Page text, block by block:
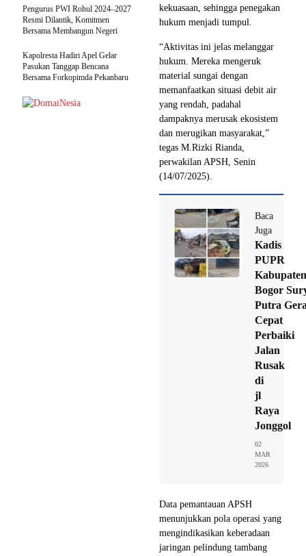
kekuasaan, sehingga penegakan
hukum menjadi tumpul.
“Aktivitas ini jelas melanggar
hukum. Mereka mengeruk
material sungai dengan
memanfaatkan situasi debit air
yang rendah, padahal
dampaknya merusak ekosistem
dan merugikan masyarakat,”
tegas M.Rizki Rianda,
perwakilan APSH, Senin
(14/07/2025).
Baca
Juga
Kadis
PUPR
Kabupaten
Bogor
Putra
Cepat
Perbaiki
Jalan
Rusak
di
jl
Raya
Jonggol
02
MAR
2026
Data pemantauan APSH
menunjukkan pola operasi yang
mengindikasikan keberadaan
jaringan pelindung tambang
Pengurus PWI Rohul 2024–2027
Resmi Dilantik, Komitmen
Bersama Membangun Negeri
Kapolresta Hadiri Apel Gelar
Pasukan Tanggap Bencana
Bersama Forkopimda Pekanbaru